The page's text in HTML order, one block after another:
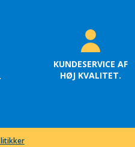
KUNDESERVICE AF
HØJ KVALITET.